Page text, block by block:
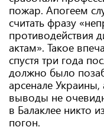
пожар. Апогеем
считать фразу
противодействия
актам». Такое
спустя три года
должно было
арсенале Украины,
выводы не
в Балаклее никто
погон.